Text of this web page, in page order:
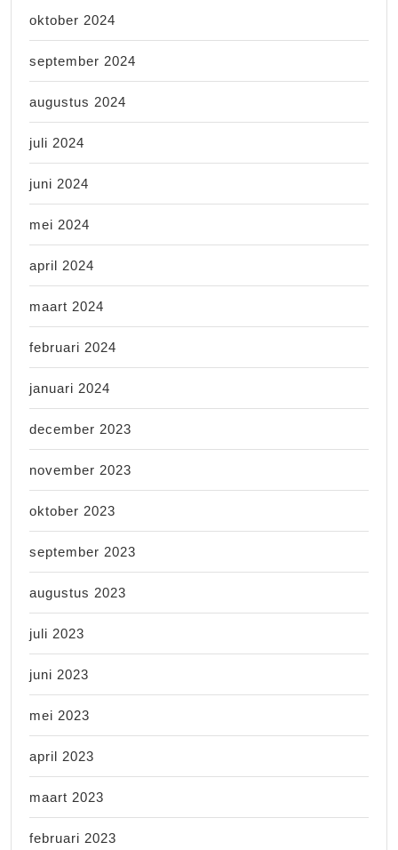
oktober 2024
september 2024
augustus 2024
juli 2024
juni 2024
mei 2024
april 2024
maart 2024
februari 2024
januari 2024
december 2023
november 2023
oktober 2023
september 2023
augustus 2023
juli 2023
juni 2023
mei 2023
april 2023
maart 2023
februari 2023